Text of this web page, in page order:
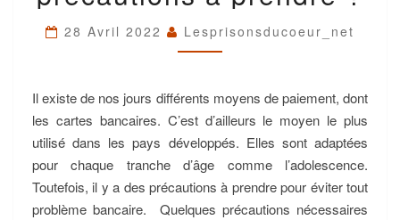
LES
PRÉCAUTIONS
?
28 Avril 2022 Lesprisonsducoeur_net
Il existe de nos jours différents moyens de paiement, dont
les cartes bancaires. C’est d’ailleurs le moyen le plus
utilisé dans les pays développés. Elles sont adaptées
pour chaque tranche d’âge comme l’adolescence.
Toutefois, il y a des précautions à prendre pour éviter tout
problème bancaire. Quelques précautions nécessaires